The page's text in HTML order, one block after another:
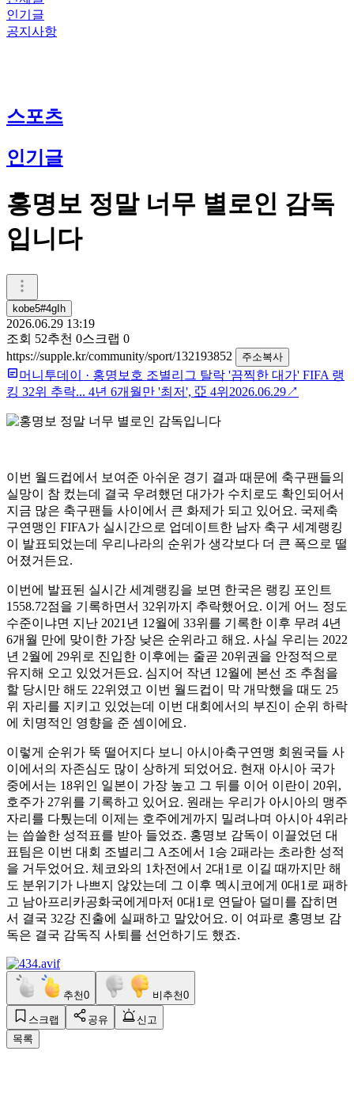
인기글
공지사항
스포츠
인기글
홍명보 정말 너무 별로인 감독
입니다
kobe5#4gIh
2026.06.29 13:19
조회 52추천 0스크랩 0
https://supple.kr/community/sport/132193852
주소복사
머니투데이 · 홍명보호 조별리그 탈락 '끔찍한 대가' FIFA 랭
킹 32위 추락... 4년 6개월만 '최저', 亞 4위 2026.06.29↗
이번 월드컵에서 보여준 아쉬운 경기 결과 때문에 축구팬들의
실망이 참 컸는데 결국 우려했던 대가가 수치로도 확인되어서
지금 많은 축구팬들 사이에서 큰 화제가 되고 있어요. 국제축
구연맹인 FIFA가 실시간으로 업데이트한 남자 축구 세계랭킹
이 발표되었는데 우리나라의 순위가 생각보다 더 큰 폭으로 떨
어졌거든요.
이번에 발표된 실시간 세계랭킹을 보면 한국은 랭킹 포인트
1558.72점을 기록하면서 32위까지 추락했어요. 이게 어느 정도
수준이냐면 지난 2021년 12월에 33위를 기록한 이후 무려 4년
6개월 만에 맞이한 가장 낮은 순위라고 해요. 사실 우리는 2022
년 2월에 29위로 진입한 이후에는 줄곧 20위권을 안정적으로
유지해 오고 있었거든요. 심지어 작년 12월에 본선 조 추첨을
할 당시만 해도 22위였고 이번 월드컵이 막 개막했을 때도 25
위 자리를 지키고 있었는데 이번 대회에서의 부진이 순위 하락
에 치명적인 영향을 준 셈이에요.
이렇게 순위가 뚝 떨어지다 보니 아시아축구연맹 회원국들 사
이에서의 자존심도 많이 상하게 되었어요. 현재 아시아 국가
중에서는 18위인 일본이 가장 높고 그 뒤를 이어 이란이 20위,
호주가 27위를 기록하고 있어요. 원래는 우리가 아시아의 맹주
자리를 다퉜는데 이제는 호주에게까지 밀려나며 아시아 4위라
는 씁쓸한 성적표를 받아 들었죠. 홍명보 감독이 이끌었던 대
표팀은 이번 대회 조별리그 A조에서 1승 2패라는 초라한 성적
을 거두었어요. 체코와의 1차전에서 2대1로 이길 때까지만 해
도 분위기가 나쁘지 않았는데 그 이후 멕시코에게 0대1로 패하
고 남아프리카공화국에게마저 0대1로 연달아 덜미를 잡히면
서 결국 32강 진출에 실패하고 말았어요. 이 여파로 홍명보 감
독은 결국 감독직 사퇴를 선언하기도 했죠.
추천0 비추천0
스크랩 공유
신고
목록